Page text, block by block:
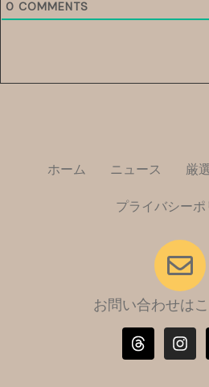
0 COMMENTS
ホーム ニュース 厳
プライバシーポ
お問い合わせは
h
r
n
s